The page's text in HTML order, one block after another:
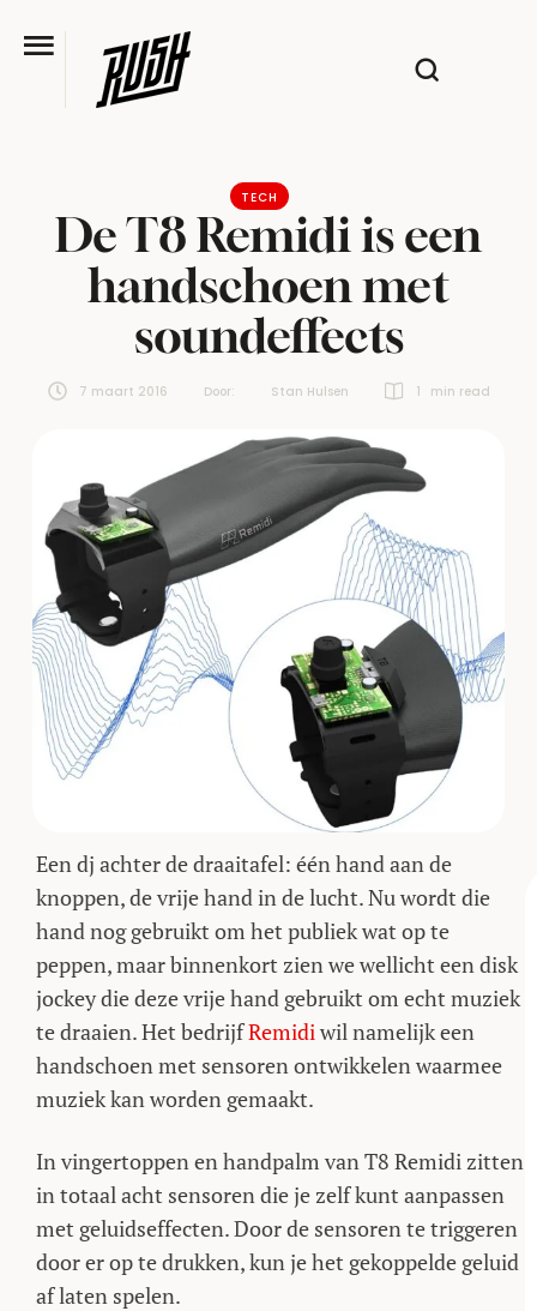
TECH
De T8 Remidi is een
handschoen met
soundeffects
7 maart 2016 Door: Stan Hulsen 1 min read
Een dj achter de draaitafel: één hand aan de
knoppen, de vrije hand in de lucht. Nu wordt die
hand nog gebruikt om het publiek wat op te
peppen, maar binnenkort zien we wellicht een disk
jockey die deze vrije hand gebruikt om echt muziek
te draaien. Het bedrijfRemidiwil namelijk een
handschoen met sensoren ontwikkelen waarmee
muziek kan worden gemaakt.
In vingertoppen en handpalm van T8 Remidi zitten
in totaal acht sensoren die je zelf kunt aanpassen
met geluidseffecten. Door de sensoren te triggeren
door er op te drukken, kun je het gekoppelde geluid
af laten spelen.